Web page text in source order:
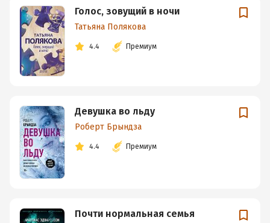
Голос, зовущий в ночи
Татьяна Полякова
4.4 Премиум
Девушка во льду
Роберт Брындза
4.4 Премиум
Почти нормальная семья